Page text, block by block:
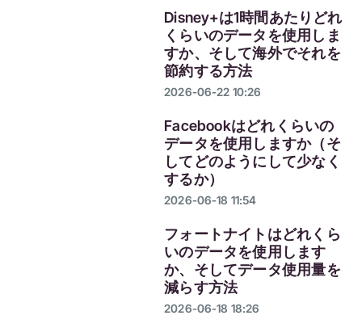
Disney+は1時間あたりどれ
くらいのデータを使用しま
すか、そして海外でそれを
節約する方法
2026-06-22 10:26
Facebookはどれくらいの
データを使用しますか（そ
してどのようにして少なく
するか）
2026-06-18 11:54
フォートナイトはどれくら
いのデータを使用します
か、そしてデータ使用量を
減らす方法
2026-06-18 18:26